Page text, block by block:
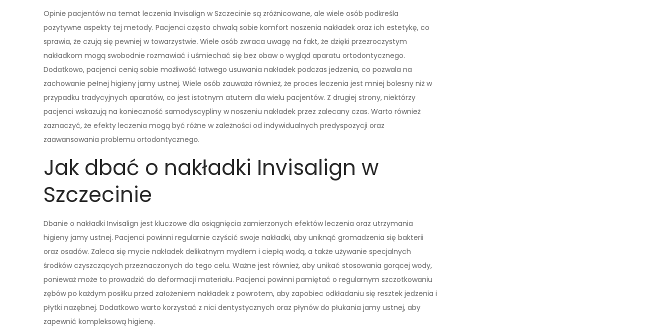
Opinie pacjentów na temat leczenia Invisalign w Szczecinie są zróżnicowane, ale wiele osób podkreśla
pozytywne aspekty tej metody. Pacjenci często chwalą sobie komfort noszenia nakładek oraz ich estetykę, co
sprawia, że czują się pewniej w towarzystwie. Wiele osób zwraca uwagę na fakt, że dzięki przezroczystym
nakładkom mogą swobodnie rozmawiać i uśmiechać się bez obaw o wygląd aparatu ortodontycznego.
Dodatkowo, pacjenci cenią sobie możliwość łatwego usuwania nakładek podczas jedzenia, co pozwala na
zachowanie pełnej higieny jamy ustnej. Wiele osób zauważa również, że proces leczenia jest mniej bolesny niż w
przypadku tradycyjnych aparatów, co jest istotnym atutem dla wielu pacjentów. Z drugiej strony, niektórzy
pacjenci wskazują na konieczność samodyscypliny w noszeniu nakładek przez zalecany czas. Warto również
zaznaczyć, że efekty leczenia mogą być różne w zależności od indywidualnych predyspozycji oraz
zaawansowania problemu ortodontycznego.
Jak dbać o nakładki Invisalign w
Szczecinie
Dbanie o nakładki Invisalign jest kluczowe dla osiągnięcia zamierzonych efektów leczenia oraz utrzymania
higieny jamy ustnej. Pacjenci powinni regularnie czyścić swoje nakładki, aby uniknąć gromadzenia się bakterii
oraz osadów. Zaleca się mycie nakładek delikatnym mydłem i ciepłą wodą, a także używanie specjalnych
środków czyszczących przeznaczonych do tego celu. Ważne jest również, aby unikać stosowania gorącej wody,
ponieważ może to prowadzić do deformacji materiału. Pacjenci powinni pamiętać o regularnym szczotkowaniu
zębów po każdym posiłku przed założeniem nakładek z powrotem, aby zapobiec odkładaniu się resztek jedzenia i
płytki nazębnej. Dodatkowo warto korzystać z nici dentystycznych oraz płynów do płukania jamy ustnej, aby
zapewnić kompleksową higienę.